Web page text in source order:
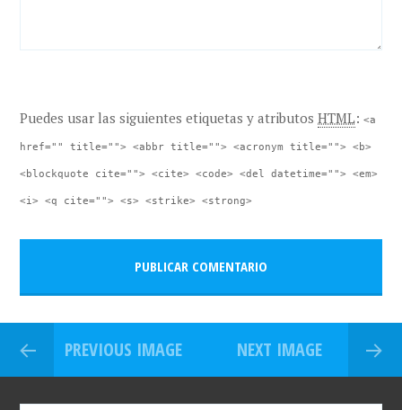
Puedes usar las siguientes etiquetas y atributosHTML:<a
href="" title=""> <abbr title=""> <acronym title=""> <b>
<blockquote cite=""> <cite> <code> <del datetime=""> <em>
<i> <q cite=""> <s> <strike> <strong>
PREVIOUS IMAGE NEXT IMAGE